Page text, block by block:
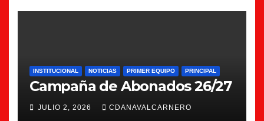
INSTITUCIONAL NOTICIAS PRIMER EQUIPO PRINCIPAL
Campaña de Abonados 26/27
JULIO 2, 2026 CDANAVALCARNERO